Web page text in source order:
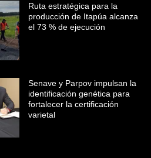
Ruta estratégica para la
producción de Itapúa alcanza
el 73 % de ejecución
Senave y Parpov impulsan la
identificación genética para
fortalecer la certificación
varietal